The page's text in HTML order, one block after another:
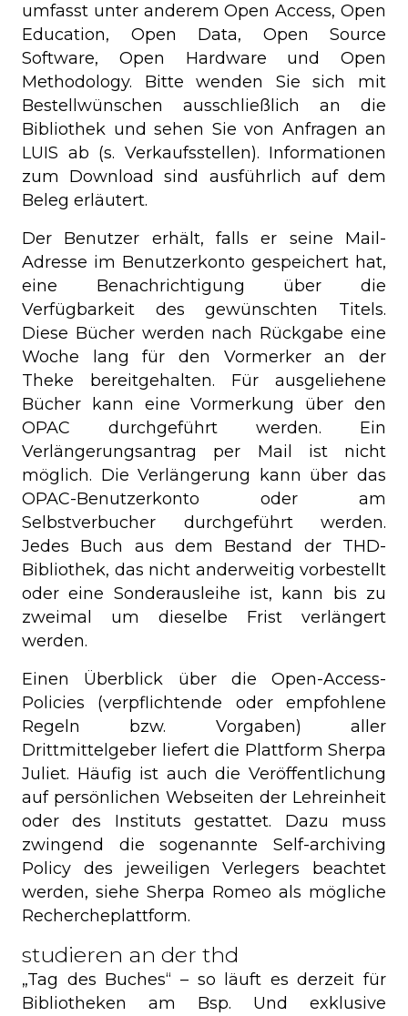
umfasst unter anderem Open Access, Open
Education, Open Data, Open Source
Software, Open Hardware und Open
Methodology. Bitte wenden Sie sich mit
Bestellwünschen ausschließlich an die
Bibliothek und sehen Sie von Anfragen an
LUIS ab (s. Verkaufsstellen). Informationen
zum Download sind ausführlich auf dem
Beleg erläutert.
Der Benutzer erhält, falls er seine Mail-
Adresse im Benutzerkonto gespeichert hat,
eine Benachrichtigung über die
Verfügbarkeit des gewünschten Titels.
Diese Bücher werden nach Rückgabe eine
Woche lang für den Vormerker an der
Theke bereitgehalten. Für ausgeliehene
Bücher kann eine Vormerkung über den
OPAC durchgeführt werden. Ein
Verlängerungsantrag per Mail ist nicht
möglich. Die Verlängerung kann über das
OPAC-Benutzerkonto oder am
Selbstverbucher durchgeführt werden.
Jedes Buch aus dem Bestand der THD-
Bibliothek, das nicht anderweitig vorbestellt
oder eine Sonderausleihe ist, kann bis zu
zweimal um dieselbe Frist verlängert
werden.
Einen Überblick über die Open-Access-
Policies (verpflichtende oder empfohlene
Regeln bzw. Vorgaben) aller
Drittmittelgeber liefert die Plattform Sherpa
Juliet. Häufig ist auch die Veröffentlichung
auf persönlichen Webseiten der Lehreinheit
oder des Instituts gestattet. Dazu muss
zwingend die sogenannte Self-archiving
Policy des jeweiligen Verlegers beachtet
werden, siehe Sherpa Romeo als mögliche
Rechercheplattform.
studieren an der thd
„Tag des Buches“ – so läuft es derzeit für
Bibliotheken am Bsp. Und exklusive